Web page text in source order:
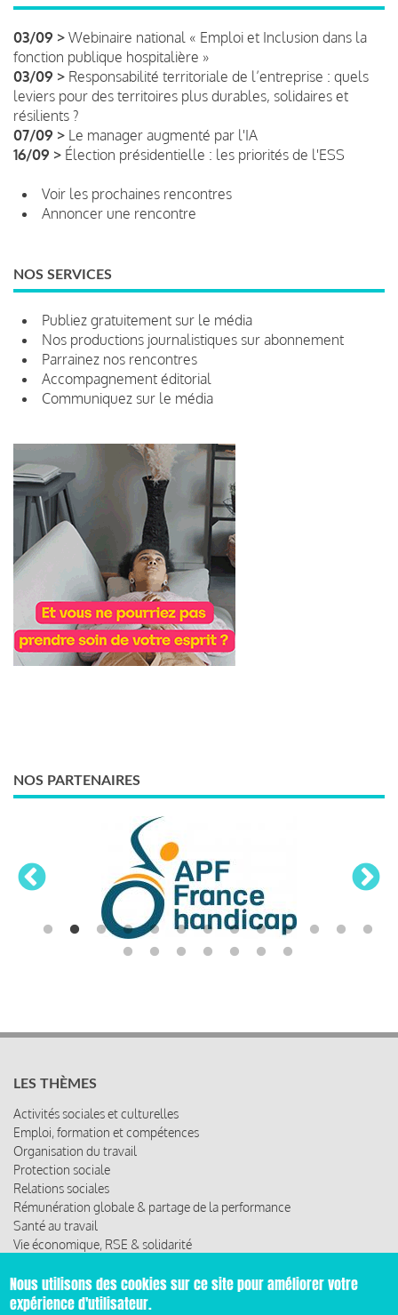
03/09 > Webinaire national « Emploi et Inclusion dans la
fonction publique hospitalière »
03/09 > Responsabilité territoriale de l’entreprise : quels
leviers pour des territoires plus durables, solidaires et
résilients ?
07/09 > Le manager augmenté par l'IA
16/09 > Élection présidentielle : les priorités de l'ESS
Voir les prochaines rencontres
Annoncer une rencontre
NOS SERVICES
Publiez gratuitement sur le média
Nos productions journalistiques sur abonnement
Parrainez nos rencontres
Accompagnement éditorial
Communiquez sur le média
NOS PARTENAIRES
LES THÈMES
Activités sociales et culturelles
Emploi, formation et compétences
Organisation du travail
Protection sociale
Relations sociales
Rémunération globale & partage de la performance
Santé au travail
Vie économique, RSE & solidarité
ACCÈS RAPIDE
Les abonnements
Nous utilisons des cookies sur ce site pour améliorer votre
expérience d'utilisateur.